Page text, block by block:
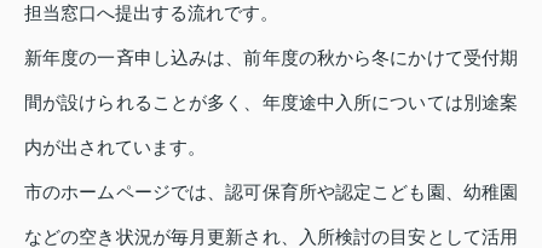
担当窓口へ提出する流れです。
新年度の一斉申し込みは、前年度の秋から冬にかけて受付期
間が設けられることが多く、年度途中入所については別途案
内が出されています。
市のホームページでは、認可保育所や認定こども園、幼稚園
などの空き状況が毎月更新され、入所検討の目安として活用